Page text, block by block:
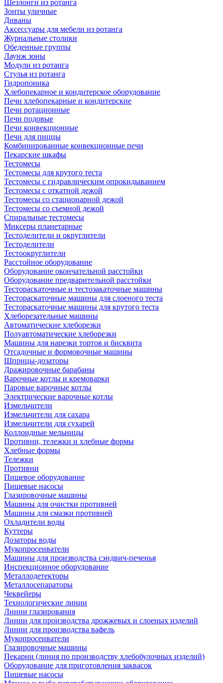
Шезлонги из ротанга
Зонты уличные
Диваны
Аксессуары для мебели из ротанга
Журнальные столики
Обеденные группы
Лаунж зоны
Модули из ротанга
Стулья из ротанга
Гидропоника
Хлебопекарное и кондитерское оборудование
Печи хлебопекарные и кондитерские
Печи ротационные
Печи подовые
Печи конвекционные
Печи для пиццы
Комбинированные конвекционные печи
Пекарские шкафы
Тестомесы
Тестомесы для крутого теста
Тестомесы с гидравлическим опрокидыванием
Тестомесы с откатной дежой
Тестомесы со стационарной дежой
Тестомесы со съемной дежой
Спиральные тестомесы
Миксеры планетарные
Тестоделители и округлители
Тестоделители
Тестоокруглители
Расстойное оборудование
Оборудование окончательной расстойки
Оборудование предварительной расстойки
Тестораскаточные и тестозакаточные машины
Тестораскаточные машины для слоеного теста
Тестораскаточные машины для крутого теста
Хлеборезательные машины
Автоматические хлеборезки
Полуавтоматические хлеборезки
Машины для нарезки тортов и бисквита
Отсадочные и формовочные машины
Шприцы-дозаторы
Дражировочные барабаны
Варочные котлы и кремоварки
Паровые варочные котлы
Электрические варочные котлы
Измельчители
Измельчители для сахара
Измельчители для сухарей
Коллоидные мельницы
Противни, тележки и хлебные формы
Хлебные формы
Тележки
Противни
Пищевое оборудование
Пищевые насосы
Глазировочные машины
Машины для очистки противней
Машины для смазки противней
Охладители воды
Куттеры
Дозаторы воды
Мукопросеиватели
Машины для производства сэндвич-печенья
Инспекционное оборудование
Металлодетекторы
Металлосепараторы
Чеквейеры
Технологические линии
Линии глазирования
Линии для производства дрожжевых и слоеных изделий
Линии для производства вафель
Мукопросеиватели
Глазировочные машины
Пекарни (линия по производству хлебобулочных изделий)
Оборудование для приготовления заквасок
Пищевые насосы